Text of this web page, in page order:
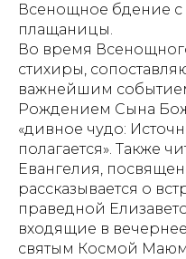
Всенощное бдение
плащаницы.
Во время
стихиры,
важнейшим
Рождением Сына
«дивное чудо:
полагается». Также
Евангелия,
рассказывается о
праведной
входящие в
святым Космой